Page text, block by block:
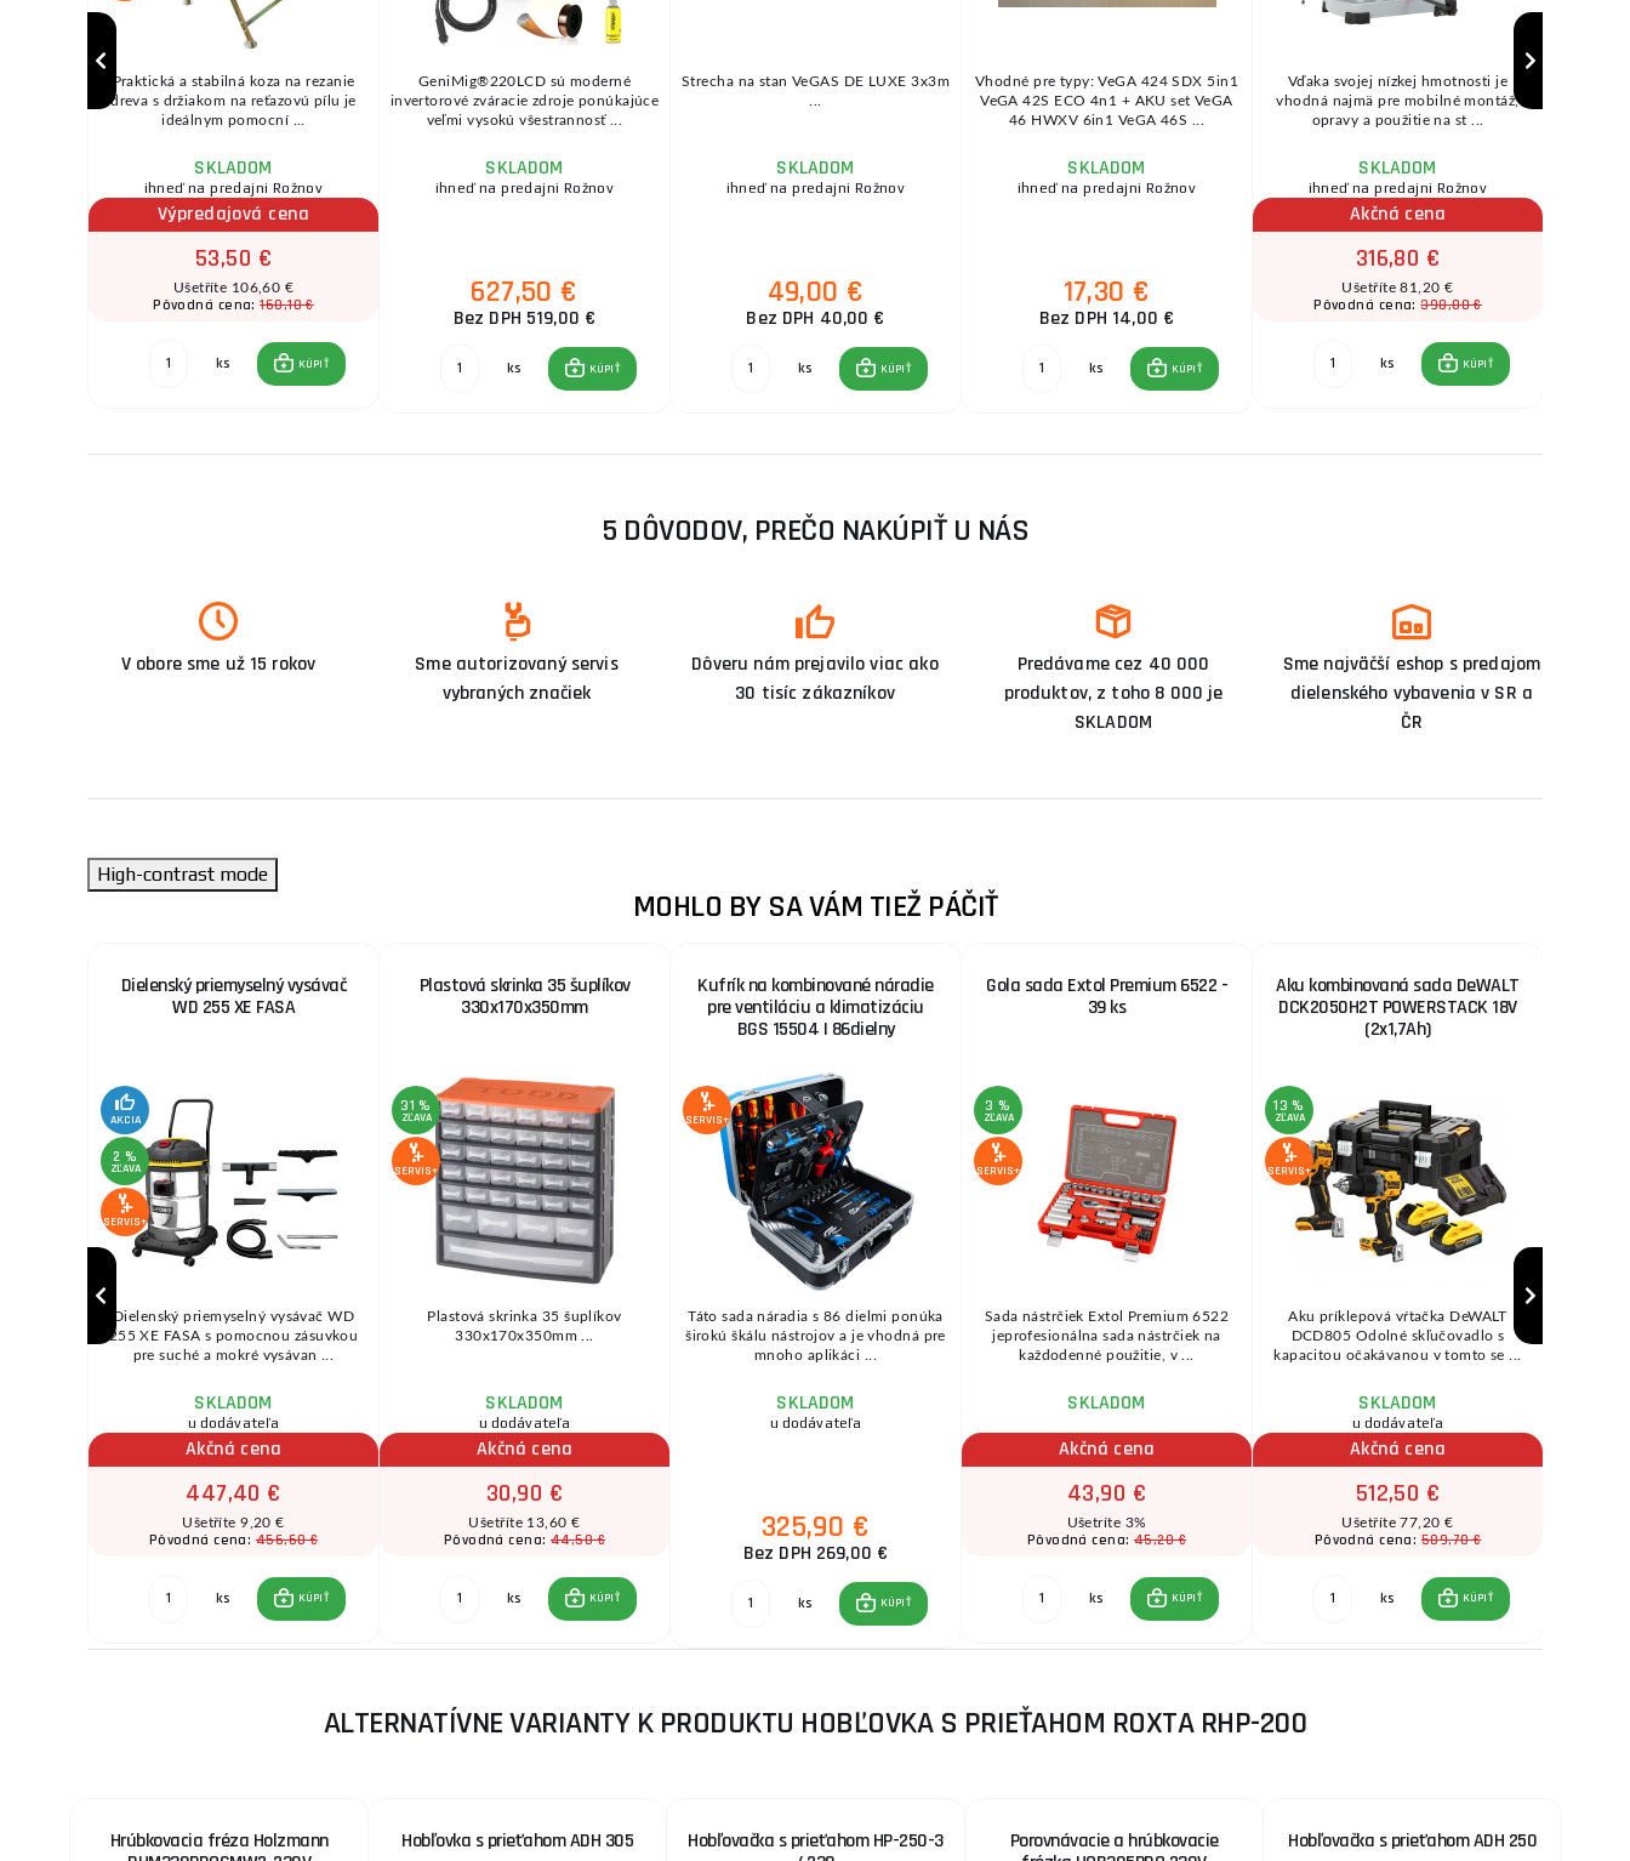
Praktická a stabilná koza na rezanie
dreva s držiakom na reťazovú pílu je
ideálnym pomocní ...
SKLADOM
ihneď na predajni Rožnov
Výpredajová cena
53,50 €
Ušetříte 106,60 €
Pôvodná cena:160,10 €
ks KÚPIŤ
GeniMig®220LCD sú moderné
invertorové zváracie zdroje ponúkajúce
veľmi vysokú všestrannosť ...
SKLADOM
ihneď na predajni Rožnov
627,50 €
Bez DPH 519,00 €
ks KÚPIŤ
Strecha na stan VeGAS DE LUXE 3x3m
SKLADOM
ihneď na predajni Rožnov
49,00 €
Bez DPH 40,00 €
ks KÚPIŤ
Vhodné pre typy: VeGA 424 SDX 5in1
VeGA 42S ECO 4n1 + AKU set VeGA
46 HWXV 6in1 VeGA 46S ...
SKLADOM
ihneď na predajni Rožnov
17,30 €
Bez DPH 14,00 €
ks KÚPIŤ
Vďaka svojej nízkej hmotnosti je
vhodná najmä pre mobilné montáž,
opravy a použitie na st ...
SKLADOM
ihneď na predajni Rožnov
Akčná cena
316,80 €
Ušetříte 81,20 €
Pôvodná cena:398,00 €
ks KÚPIŤ
5 DÔVODOV, PREČO NAKÚPIŤ U NÁS
V obore sme už 15 rokov
Sme autorizovaný servis
vybraných značiek
Dôveru nám prejavilo viac ako
30 tisíc zákazníkov
Predávame cez 40 000
produktov, z toho 8 000 je
SKLADOM
Sme najväčší eshop s predajom
dielenského vybavenia v SR a
ČR
High-contrast mode
MOHLO BY SA VÁM TIEŽ PÁČIŤ
Dielenský priemyselný vysávač
WD 255 XE FASA
AKCIA
2 %
ZĽAVA
SERVIS+
Dielenský priemyselný vysávač WD
255 XE FASA s pomocnou zásuvkou
pre suché a mokré vysávan ...
SKLADOM
u dodávateľa
Akčná cena
447,40 €
Ušetříte 9,20 €
Pôvodná cena:456,60 €
ks KÚPIŤ
Plastová skrinka 35 šuplíkov
330x170x350mm
31 %
ZĽAVA
SERVIS+
Plastová skrinka 35 šuplíkov
330x170x350mm ...
SKLADOM
u dodávateľa
Akčná cena
30,90 €
Ušetříte 13,60 €
Pôvodná cena:44,50 €
ks KÚPIŤ
Kufrík na kombinované náradie
pre ventiláciu a klimatizáciu
BGS 15504 | 86dielny
SERVIS+
Táto sada náradia s 86 dielmi ponúka
širokú škálu nástrojov a je vhodná pre
mnoho aplikáci ...
SKLADOM
u dodávateľa
325,90 €
Bez DPH 269,00 €
ks KÚPIŤ
Gola sada Extol Premium 6522 -
39 ks
3 %
ZĽAVA
SERVIS+
Sada nástrčiek Extol Premium 6522
jeprofesionálna sada nástrčiek na
každodenné použitie, v ...
SKLADOM
Akčná cena
43,90 €
Ušetríte 3%
Pôvodná cena:45,20 €
ks KÚPIŤ
Aku kombinovaná sada DeWALT
DCK2050H2T POWERSTACK 18V
(2x1,7Ah)
13 %
ZĽAVA
SERVIS+
Aku príklepová vŕtačka DeWALT
DCD805 Odolné skľučovadlo s
kapacitou očakávanou v tomto se ...
SKLADOM
u dodávateľa
Akčná cena
512,50 €
Ušetříte 77,20 €
Pôvodná cena:589,70 €
ks KÚPIŤ
ALTERNATÍVNE VARIANTY K PRODUKTU HOBĽOVKA S PRIEŤAHOM ROXTA RHP-200
Hrúbkovacia fréza Holzmann
Hobľovka s prieťahom ADH 305
Hobľovačka s prieťahom HP-250-3
Porovnávacie a hrúbkovacie
Hobľovačka s prieťahom ADH 250